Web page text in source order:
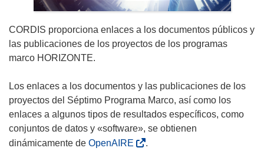
CORDIS proporciona enlaces a los documentos públicos y
las publicaciones de los proyectos de los programas
marco HORIZONTE.
Los enlaces a los documentos y las publicaciones de los
proyectos del Séptimo Programa Marco, así como los
enlaces a algunos tipos de resultados específicos, como
conjuntos de datos y «software», se obtienen
dinámicamente de OpenAIRE .